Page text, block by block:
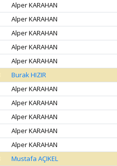
Alper KARAHAN
Alper KARAHAN
Alper KARAHAN
Alper KARAHAN
Alper KARAHAN
Burak HIZIR
Alper KARAHAN
Alper KARAHAN
Alper KARAHAN
Alper KARAHAN
Alper KARAHAN
Mustafa AÇIKEL